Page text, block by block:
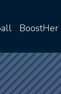
BoostHer